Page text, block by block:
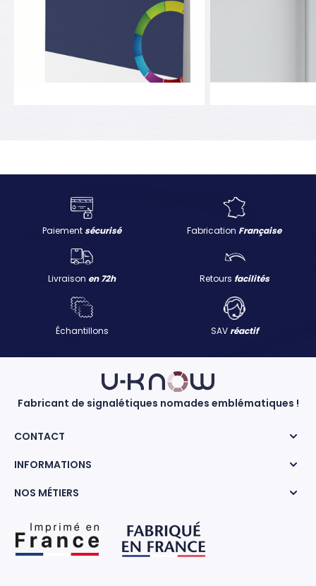
Paiement sécurisé Fabrication Française
Livraison en 72h Retours facilités
Échantillons SAVréactif
Fabricant de signalétiques nomades emblématiques !
CONTACT
INFORMATIONS
NOS MÉTIERS